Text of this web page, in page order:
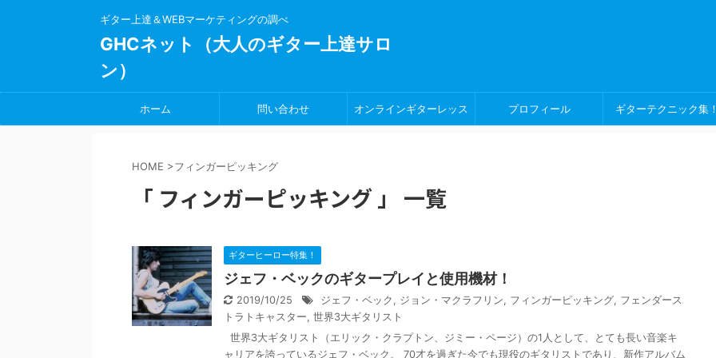
ギター上達＆WEBマーケティングの調べ
GHCネット（大人のギター上達サロ
ン）
ホーム 問い合わせ オンラインギターレッス プロフィール ギターテクニック集
HOME >フィンガーピッキング
「 フィンガーピッキング 」 一覧
ギターヒーロー特集！
ジェフ・ベックのギタープレイと使用機材！
2019/10/25 ジェフ・ベック , ジョン・マクラフリン, フィンガーピッキング, フェンダース
トラトキャスター, 世界3大ギタリスト
世界3大ギタリスト（エリック・クラプトン、ジミー・ページ）の1人として、とても長い音楽キ
ャリアを誇っているジェフ・ベック。 70才を過ぎた今でも現役のギタリストであり、新作アルバム